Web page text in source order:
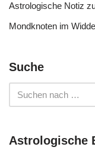
Astrologische Notiz
Mondknoten im
Suche
Astrologische